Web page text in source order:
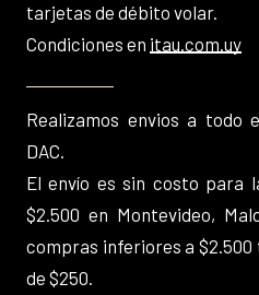
tarjetas de débito volar.
Condiciones en itau.com.uy
Realizamos envios a todo
DAC.
El envío es sin costo para
$2.500 en Montevideo,
compras inferiores a $2.500
de $250.